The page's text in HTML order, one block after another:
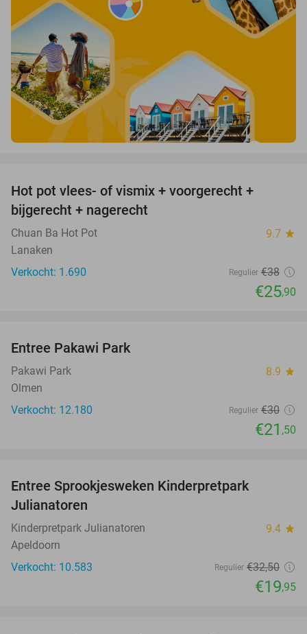
Hot pot vlees- of vismix + voorgerecht +
bijgerecht + nagerecht
Chuan Ba Hot Pot 9.7 star
Lanaken
Verkocht: 1.690
Regulier €38
€25,90
Entree Pakawi Park
Pakawi Park 8.9 star
Olmen
Verkocht: 12.180
Regulier €30
€21 ,50
Entree Sprookjesweken Kinderpretpark
Julianatoren
Kinderpretpark Julianatoren 9.4 star
Apeldoorn
Verkocht: 10.583
Regulier €32,50
€19,95